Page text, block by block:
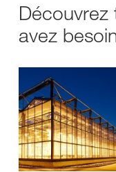
avez